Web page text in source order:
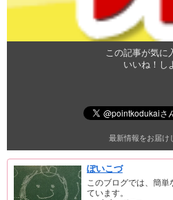
この記事が気に
いいね！し
最新情報をお届け
ぽいこづ
このブログでは、簡
ています。